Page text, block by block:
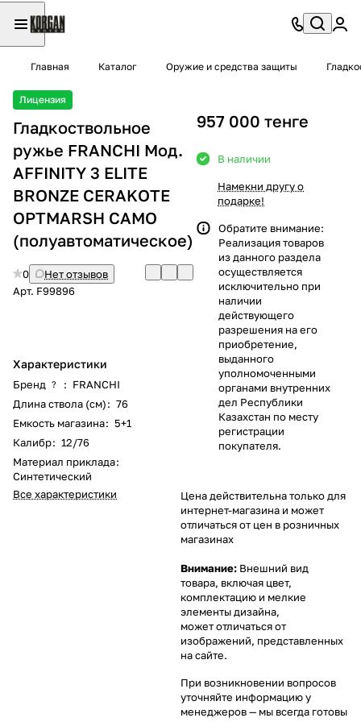
Главная Каталог Оружие и средства защиты
Лицензия
Гладкоствольное
ружье FRANCHI Moд.
AFFINITY 3 ELITE
BRONZE CERAKOTE
OPTMARSH CAMO
(полуавтоматическое)
0
Нет отзывов
Арт. F99896
Характеристики
Бренд ? : FRANCHI
Длина ствола (см): 76
Емкость магазина: 5+1
Калибр: 12/76
Материал приклада:
Синтетический
Все характеристики
957 000 тенге
В наличии
Намекни другу о
подарке!
Обратите внимание:
Реализация товаров
из данного раздела
осуществляется
исключительно при
наличии
действующего
разрешения на его
приобретение,
выданного
уполномоченными
органами внутренних
дел Республики
Казахстан по месту
регистрации
покупателя.
Цена действительна только для
интернет-магазина и может
отличаться от цен в розничных
магазинах
Внимание: Внешний вид
товара, включая цвет,
комплектацию и мелкие
элементы дизайна,
может отличаться от
изображений, представленных
на сайте.
При возникновении вопросов
уточняйте информацию у
менеджеров— мы всегда готовы